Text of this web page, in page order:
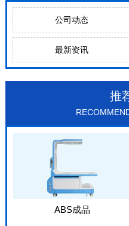
公司动态
最新资讯
推
ABS成品